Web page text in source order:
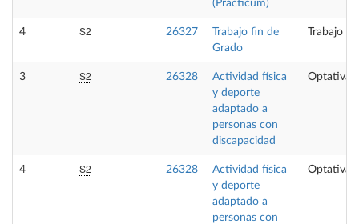
(Practicum)
4 S2 26327
Trabajo fin de
Grado
Trabajo
3 S2 26328
Actividad física
y deporte
adaptado a
personas con
discapacidad
Optativa
4 S2 26328
Actividad física
y deporte
adaptado a
personas con
Optativa